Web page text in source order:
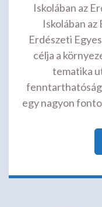
Iskolában az
Iskolában az
Erdészeti
célja a
tematika
egy nagyon